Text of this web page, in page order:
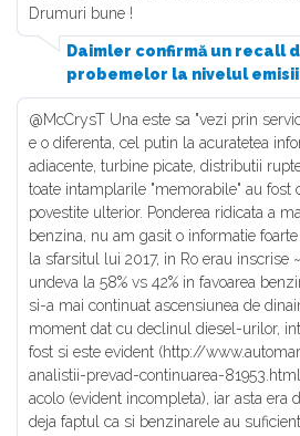
Drumuri bune !
Daimler confirmă un recall
probemelor la nivelul
@McCrysT Una este sa "vezi prin
e o diferenta, cel putin la acuratetea
adiacente, turbine picate, distributii
toate intamplarile "memorabile" au
povestite ulterior. Ponderea ridicata a
benzina, nu am gasit o informatie
la sfarsitul lui 2017, in Ro erau
undeva la 58% vs 42% in favoarea
si-a mai continuat ascensiunea de
moment dat cu declinul diesel-urilor,
fost si este evident (http://
analistii-prevad-continuarea-
acolo (evident incompleta), iar asta
deja faptul ca si benzinarele au